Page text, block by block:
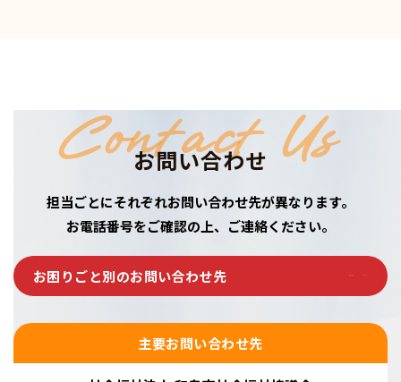
Contact Us
お問い合わせ
担当ごとにそれぞれお問い合わせ先が異なります。
お電話番号をご確認の上、ご連絡ください。
お困りごと別のお問い合わせ先
主要お問い合わせ先